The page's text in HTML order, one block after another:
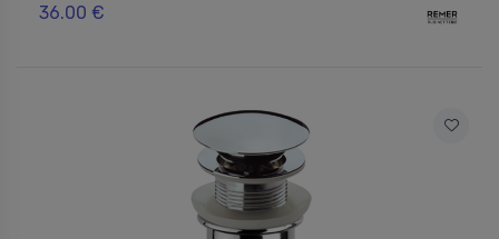
36.00 €